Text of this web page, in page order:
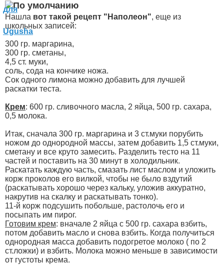
Нашла вот такой рецепт "Наполеон", еще из
школьных записей:
300 гр. маргарина,
300 гр. сметаны,
4,5 ст. муки,
соль, сода на кончике ножа.
Сок одного лимона можно добавить для лучшей
раскатки теста.
Крем: 600 гр. сливочного масла, 2 яйца, 500 гр. сахара,
0,5 молока.
Итак, сначала 300 гр. маргарина и 3 ст.муки порубить
ножом до однородной массы, затем добавить 1,5 ст.муки,
сметану и все круто замесить. Разделить тесто на 11
частей и поставить на 30 минут в холодильник.
Раскатать каждую часть, смазать лист маслом и уложить
корж проколов его вилкой, чтобы не было вздутий
(раскатывать хорошо через кальку, уложив аккуратно,
накрутив на скалку и раскатывать тонко).
11-й корж подсушить побольше, растолочь его и
посыпать им пирог.
Готовим крем: вначале 2 яйца с 500 гр. сахара взбить,
потом добавить масло и снова взбить. Когда получиться
однородная масса добавить подогретое молоко ( по 2
ст.ложки) и взбить. Молока можно меньше в зависимости
от густоты крема.